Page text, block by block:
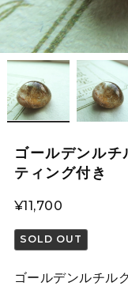
ゴールデンル
ティング付き
¥11,700
SOLD OUT
ゴールデンルチル